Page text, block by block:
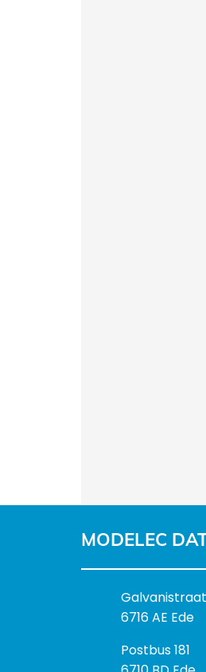
MODELEC
B
e
o
6716 AE Ede
P
Postbus 181